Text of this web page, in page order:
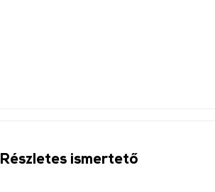
Részletes ismertető